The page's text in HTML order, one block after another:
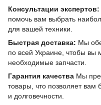
Консультации экспертов:
помочь вам выбрать
для вашей техники.
Быстрая доставка: Мы
по всей Украине, чтобы вы
необходимые запчасти.
Гарантия качества Мы
товары, что позволяет вам
и долговечности.